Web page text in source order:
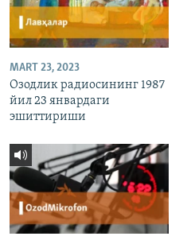
MART 23, 2023
Озодлик радиосининг 1987
йил 23 январдаги
эшиттириши